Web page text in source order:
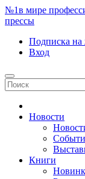
№1в мире
прессы
Подписка на
Вход
Новости
Книги